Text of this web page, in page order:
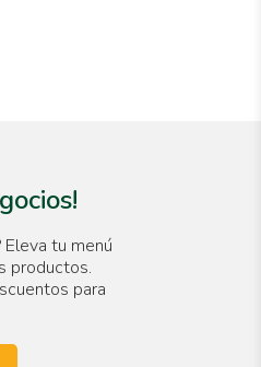
tu menú
productos.
para